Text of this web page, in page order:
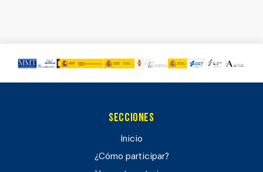
Secciones
Inicio
¿Cómo participar?